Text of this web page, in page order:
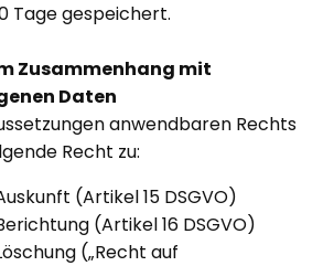
Tage gespeichert.
Zusammenhang mit
Daten
anwendbaren Rechts
Recht zu:
(Artikel 15 DSGVO)
(Artikel 16 DSGVO)
(„Recht auf